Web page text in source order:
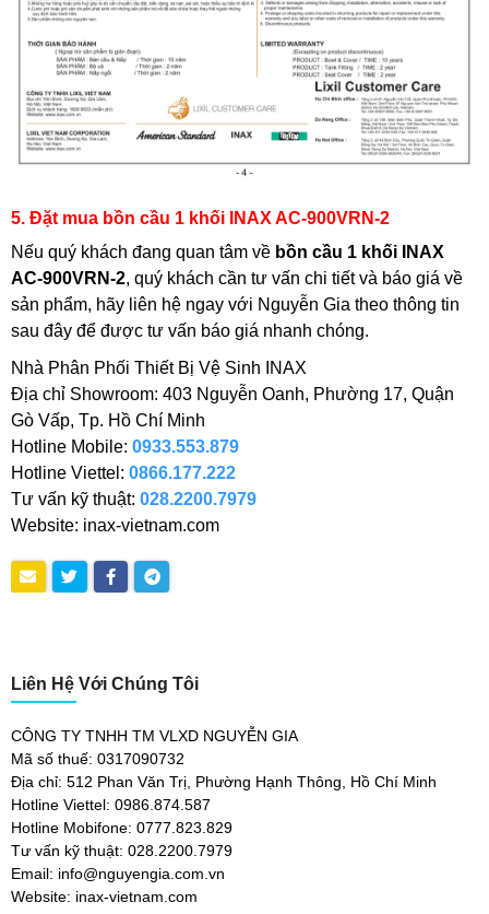
5. Đặt mua bồn cầu 1 khối INAX AC-900VRN-2
Nếu quý khách đang quan tâm về bồn cầu 1 khối INAX
AC-900VRN-2, quý khách cần tư vấn chi tiết và báo giá về
sản phẩm, hãy liên hệ ngay với Nguyễn Gia theo thông tin
sau đây để được tư vấn báo giá nhanh chóng.
Nhà Phân Phối Thiết Bị Vệ Sinh INAX
Địa chỉ Showroom: 403 Nguyễn Oanh, Phường 17, Quận
Gò Vấp, Tp. Hồ Chí Minh
Hotline Mobile: 0933.553.879
Hotline Viettel: 0866.177.222
Tư vấn kỹ thuật: 028.2200.7979
Website: inax-vietnam.com
Liên Hệ Với Chúng Tôi
CÔNG TY TNHH TM VLXD NGUYỄN GIA
Mã số thuế: 0317090732
Địa chỉ: 512 Phan Văn Trị, Phường Hạnh Thông, Hồ Chí Minh
Hotline Viettel: 0986.874.587
Hotline Mobifone: 0777.823.829
Tư vấn kỹ thuật: 028.2200.7979
Email: info@nguyengia.com.vn
Website: inax-vietnam.com